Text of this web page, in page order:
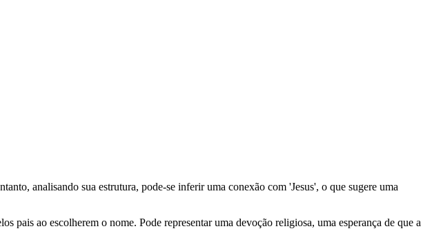
analisando sua estrutura, pode-se inferir uma conexão com 'Jesus', o que sugere uma
ao escolherem o nome. Pode representar uma devoção religiosa, uma esperança de que a